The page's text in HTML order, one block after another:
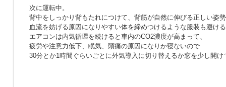
次に運転中。
背中をしっかり背もたれにつけて、背筋が自然に伸びる正しい姿
血流を妨げる原因になりやすい体を締めつけるような服装も避け
エアコンは内気循環を続けると車内のCO2濃度が高まって、
疲労や注意力低下、眠気、頭痛の原因になりか寝ないので
30分とか1時間ぐらいごとに外気導入に切り替えるか窓を少し開け